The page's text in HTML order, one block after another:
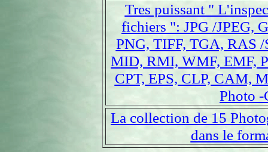
Tres puissant "
fichiers ": JPG /JPEG,
PNG, TIFF, TGA, RAS
MID, RMI, WMF, EMF,
CPT, EPS, CLP, CAM,
Photo
La collection de 15
dans le